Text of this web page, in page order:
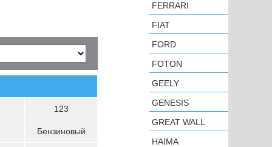
123
Бензиновый
FERRARI
FIAT
FORD
FOTON
GEELY
GENESIS
GREAT WALL
HAIMA